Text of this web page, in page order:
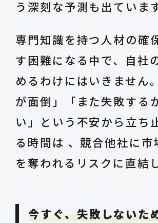
う深刻な予測も出ていま
専門知識を持つ人材の確
す困難になる中で、自社
めるわけにはいきません
が面倒」「また失敗する
い」という不安から立ち
る時間は 、競合他社に市
を奪われるリスクに直結
今すぐ、失敗しないた